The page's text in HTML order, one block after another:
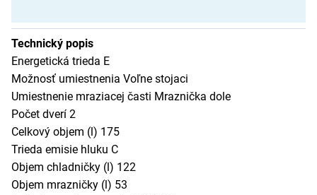
Technický popis
Energetická trieda E
Možnosť umiestnenia Voľne stojaci
Umiestnenie mraziacej časti Mraznička dole
Počet dverí 2
Celkový objem (l) 175
Trieda emisie hluku C
Objem chladničky (l) 122
Objem mrazničky (l) 53